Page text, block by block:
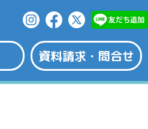
資料請求・問合せ